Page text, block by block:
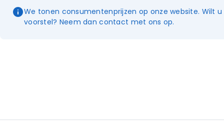
We tonen consumentenprijzen op onze website. Wilt u
voorstel? Neem dan contact met ons op.